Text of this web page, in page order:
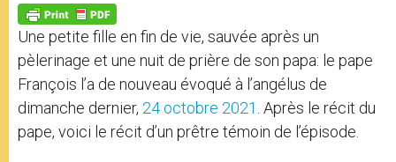
p
p
g
e
r
o
k
Une petite fille en fin de vie, sauvée après un
pèlerinage et une nuit de prière de son papa: le pape
François l’a de nouveau évoqué à l’angélus de
dimanche dernier, 24 octobre 2021 . Après le récit du
pape, voici le récit d’un prêtre témoin de l’épisode.